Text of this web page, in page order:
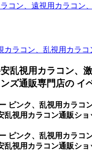
コン、遠視用カラコン
ラコン、乱視用カラ
乱視用カラコン、
ズ通販専門店の イ
ピンク、乱視用カラ
視用カラコン通販シ
ピンク、乱視用カラ
視用カラコン通販シ